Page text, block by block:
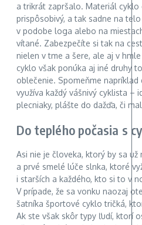
a trikrát zapršalo. Materiál
prispôsobivý, a tak sadne na
v podobe loga alebo na
vítané. Zabezpečíte si tak na
nielen v tme a šere, ale aj v
cyklo však ponúka aj iné druhy
oblečenie. Spomeňme
využíva každý vášnivý cyklista –
plecniaky, plášte do dažďa, či
Do teplého počasia s
Asi nie je človeka, ktorý by sa už
a prvé smelé lúče slnka, ktoré
i starších a každého, kto si to v
V prípade, že sa vonku naozaj
šatníka športové cyklo tričká,
Ak ste však skôr typy ľudí, ktorí